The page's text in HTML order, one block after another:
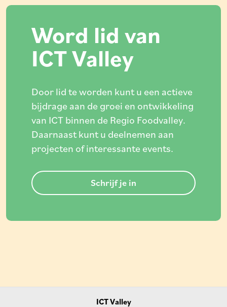
Word lid van
ICT Valley
Door lid te worden kunt u een actieve
bijdrage aan de groei en ontwikkeling
van ICT binnen de Regio Foodvalley.
Daarnaast kunt u deelnemen aan
projecten of interessante events.
Schrijf je in
ICT Valley